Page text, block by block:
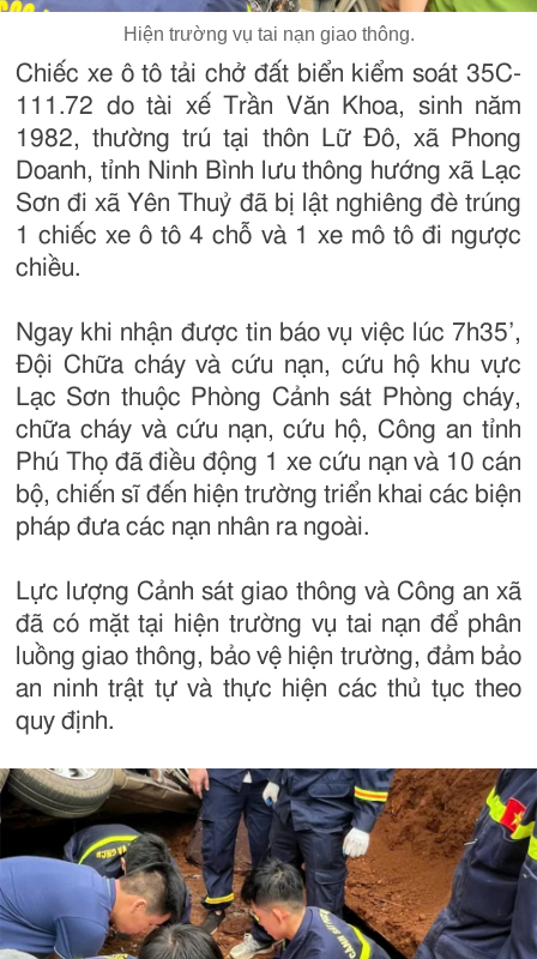
Hiện trường vụ tai nạn giao thông.
Chiếc xe ô tô tải chở đất biển kiểm soát 35C-
111.72 do tài xế Trần Văn Khoa, sinh năm
1982, thường trú tại thôn Lữ Đô, xã Phong
Doanh, tỉnh Ninh Bình lưu thông hướng xã Lạc
Sơn đi xã Yên Thuỷ đã bị lật nghiêng đè trúng
1 chiếc xe ô tô 4 chỗ và 1 xe mô tô đi ngược
chiều.
Ngay khi nhận được tin báo vụ việc lúc 7h35’,
Đội Chữa cháy và cứu nạn, cứu hộ khu vực
Lạc Sơn thuộc Phòng Cảnh sát Phòng cháy,
chữa cháy và cứu nạn, cứu hộ, Công an tỉnh
Phú Thọ đã điều động 1 xe cứu nạn và 10 cán
bộ, chiến sĩ đến hiện trường triển khai các biện
pháp đưa các nạn nhân ra ngoài.
Lực lượng Cảnh sát giao thông và Công an xã
đã có mặt tại hiện trường vụ tai nạn để phân
luồng giao thông, bảo vệ hiện trường, đảm bảo
an ninh trật tự và thực hiện các thủ tục theo
quy định.